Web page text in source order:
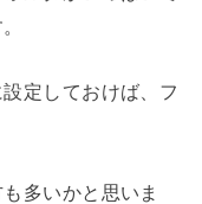
定しておけば、フ
多いかと思いま